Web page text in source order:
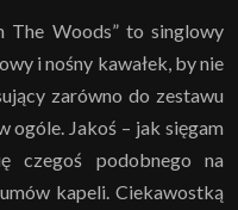
The Woods” to singlowy
i nośny kawałek, by nie
zarówno do zestawu
Jakoś – jak sięgam
czegoś podobnego na
kapeli. Ciekawostką